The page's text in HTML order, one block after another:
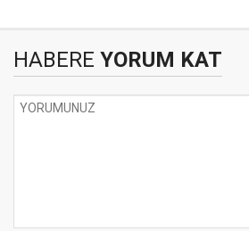
HABERE YORUM KAT